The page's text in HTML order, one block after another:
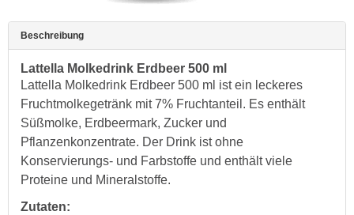
Beschreibung
Lattella Molkedrink Erdbeer 500 ml
Lattella Molkedrink Erdbeer 500 ml ist ein leckeres
Fruchtmolkegetränk mit 7% Fruchtanteil. Es enthält
Süßmolke, Erdbeermark, Zucker und
Pflanzenkonzentrate. Der Drink ist ohne
Konservierungs- und Farbstoffe und enthält viele
Proteine und Mineralstoffe.
Zutaten: